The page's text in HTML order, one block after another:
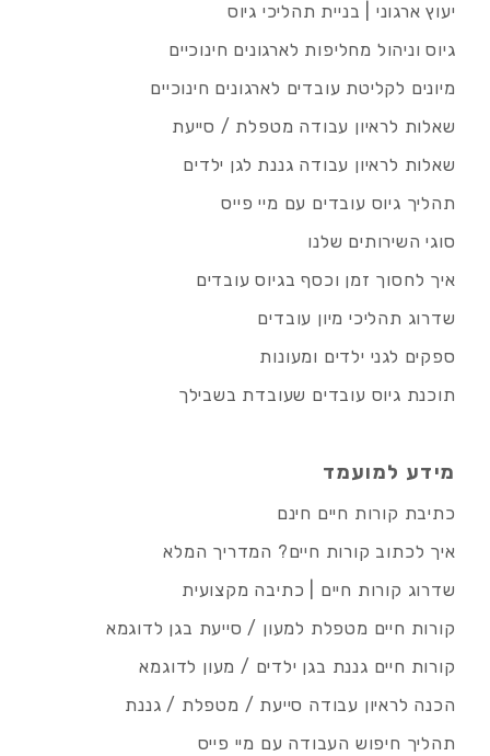
יעוץ ארגוני | בניית תהליכי גיוס
גיוס וניהול מחליפות לארגונים חינוכיים
מיונים לקליטת עובדים לארגונים חינוכיים
שאלות לראיון עבודה מטפלת / סייעת
שאלות לראיון עבודה גננת לגן ילדים
תהליך גיוס עובדים עם מיי פייס
סוגי השירותים שלנו
איך לחסוך זמן וכסף בגיוס עובדים
שדרוג תהליכי מיון עובדים
ספקים לגני ילדים ומעונות
תוכנת גיוס עובדים שעובדת בשבילך
מידע למועמד
כתיבת קורות חיים חינם
איך לכתוב קורות חיים? המדריך המלא
שדרוג קורות חיים | כתיבה מקצועית
קורות חיים מטפלת למעון / סייעת בגן לדוגמא
קורות חיים גננת בגן ילדים / מעון לדוגמא
הכנה לראיון עבודה סייעת / מטפלת / גננת
תהליך חיפוש העבודה עם מיי פייס